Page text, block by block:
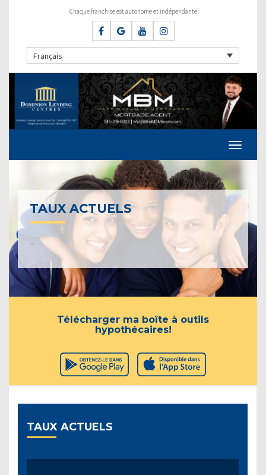
Chaque franchise est autonome et indépendante
Français
TAUX ACTUELS
–
Télécharger ma boîte à outils
hypothécaires!
TAUX ACTUELS